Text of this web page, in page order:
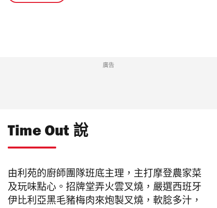
廣告
Time Out 說
由利苑的廚師團隊班底主理，主打摩登農家菜
及玩味點心。招牌堂弄火雲叉燒， 嚴選西班牙
伊比利亞黑毛豬梅肉來炮製叉燒， 軟腍多汁，